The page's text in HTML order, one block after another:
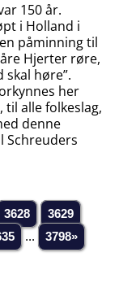
150 år.
i Holland i
påminning til
Hjerter røre,
skal høre”.
her
alle folkeslag,
denne
Schreuders
3628
3629
...
3798»